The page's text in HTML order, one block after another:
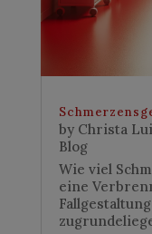
by Christa
Blog
Wie viel
eine